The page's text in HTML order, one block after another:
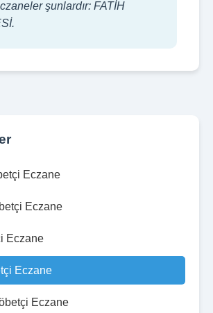
şunlardır: FATİH
Eczane
Eczane
Eczane
Eczane
Eczane